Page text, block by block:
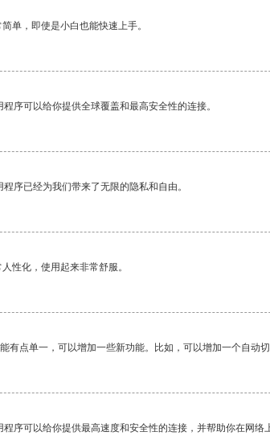
单，即使是小白也能快速上手。
序可以给你提供全球覆盖和最高安全性的连接。
序已经为我们带来了无限的隐私和自由。
性化，使用起来非常舒服。
有点单一，可以增加一些新功能。比如，可以增加一个自动
序可以给你提供最高速度和安全性的连接，并帮助你在网络